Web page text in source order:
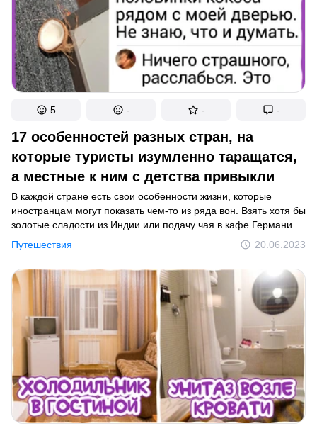
17 особенностей разных стран, на
которые туристы изумленно таращатся,
а местные к ним с детства привыкли
Путешествия 20.06.2023
В каждой стране есть свои особенности жизни, которые
иностранцам могут показать чем-то из ряда вон. Взять хотя бы
золотые сладости из Индии или подачу чая в кафе Германии.
Как бы то ни было, узнавать новое всегда увлекательно, даже
если оно и довольно странное.
5 - - -